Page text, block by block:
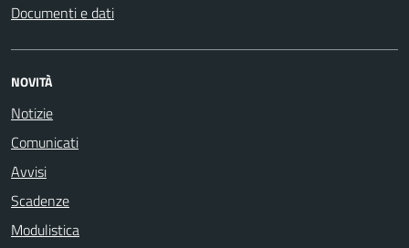
Documenti e dati
NOVITÀ
Notizie
Comunicati
Avvisi
Scadenze
Modulistica